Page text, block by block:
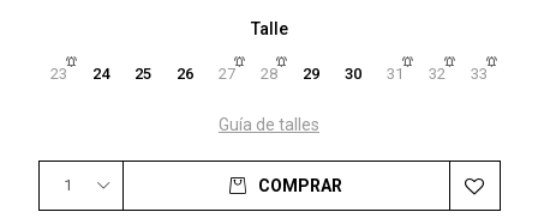
Talle
23 24 25 26 27 28 29 30 31 32 33
Guía de talles
1 COMPRAR